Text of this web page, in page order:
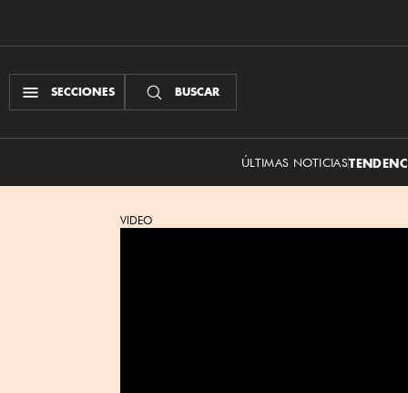
SECCIONES BUSCAR
ÚLTIMAS NOTICIAS
VIDEO